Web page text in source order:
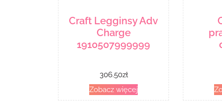
Craft Legginsy Adv
Charge
1910507999999
306.50zł
Zobacz więcej